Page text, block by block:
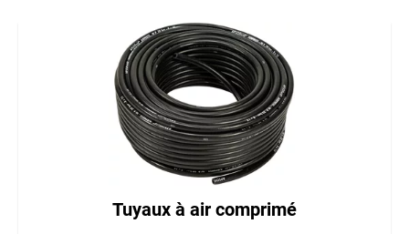
Tuyaux à air comprimé